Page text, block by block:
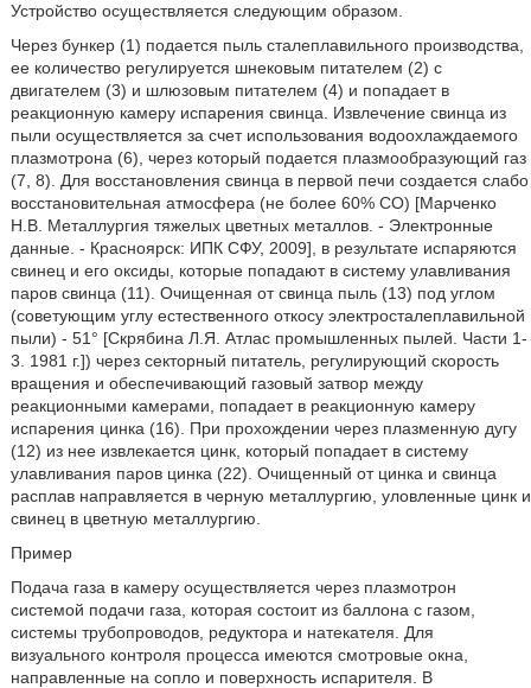
Устройство осуществляется следующим образом.
Через бункер (1) подается пыль сталеплавильного производства,
ее количество регулируется шнековым питателем (2) с
двигателем (3) и шлюзовым питателем (4) и попадает в
реакционную камеру испарения свинца. Извлечение свинца из
пыли осуществляется за счет использования водоохлаждаемого
плазмотрона (6), через который подается плазмообразующий газ
(7, 8). Для восстановления свинца в первой печи создается слабо
восстановительная атмосфера (не более 60% СО) [Марченко
Н.В. Металлургия тяжелых цветных металлов. - Электронные
данные. - Красноярск: ИПК СФУ, 2009], в результате испаряются
свинец и его оксиды, которые попадают в систему улавливания
паров свинца (11). Очищенная от свинца пыль (13) под углом
(советующим углу естественного откосу электросталеплавильной
пыли) - 51° [Скрябина Л.Я. Атлас промышленных пылей. Части 1-
3. 1981 г.]) через секторный питатель, регулирующий скорость
вращения и обеспечивающий газовый затвор между
реакционными камерами, попадает в реакционную камеру
испарения цинка (16). При прохождении через плазменную дугу
(12) из нее извлекается цинк, который попадает в систему
улавливания паров цинка (22). Очищенный от цинка и свинца
расплав направляется в черную металлургию, уловленные цинк и
свинец в цветную металлургию.
Пример
Подача газа в камеру осуществляется через плазмотрон
системой подачи газа, которая состоит из баллона с газом,
системы трубопроводов, редуктора и натекателя. Для
визуального контроля процесса имеются смотровые окна,
направленные на сопло и поверхность испарителя. В